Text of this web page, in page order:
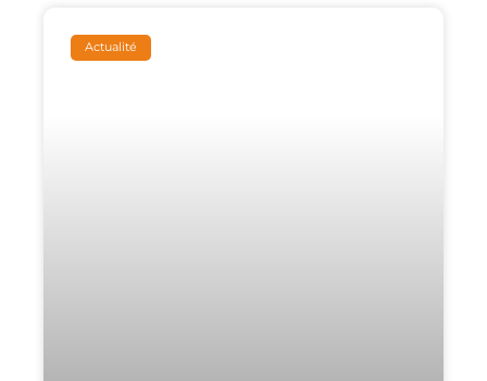
Actualité